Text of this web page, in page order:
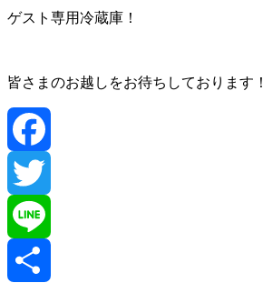
ゲスト専用冷蔵庫！
皆さまのお越しをお待ちしております！
Facebook
Twitter
Line